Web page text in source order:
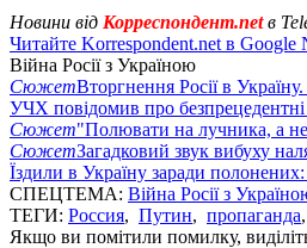
Новини від Корреспондент.netв
Читайте Korrespondent.net в Google
Війна Росії з Україною
СюжетВторгнення Росії в
УЧХ повідомив про
Сюжет"Полювати на лучника, а не
СюжетЗагадковий звук вибуху
Їздили в Україну заради полонених:
СПЕЦТЕМА: Війна Росії з
ТЕГИ: Россия, Путин, пропаганда,
Якщо ви помітили помилку,